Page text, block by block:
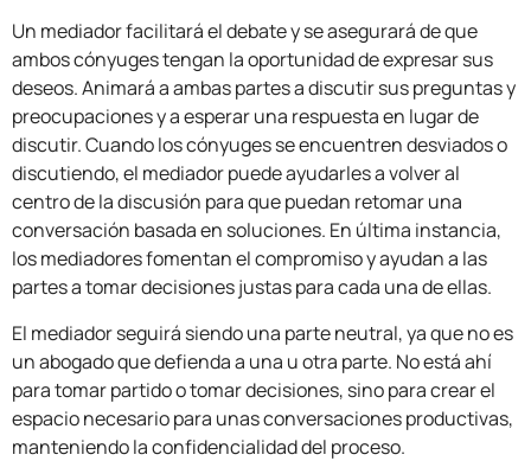
Un mediador facilitará el debate y se asegurará de que
ambos cónyuges tengan la oportunidad de expresar sus
deseos. Animará a ambas partes a discutir sus preguntas y
preocupaciones y a esperar una respuesta en lugar de
discutir. Cuando los cónyuges se encuentren desviados o
discutiendo, el mediador puede ayudarles a volver al
centro de la discusión para que puedan retomar una
conversación basada en soluciones. En última instancia,
los mediadores fomentan el compromiso y ayudan a las
partes a tomar decisiones justas para cada una de ellas.
El mediador seguirá siendo una parte neutral, ya que no es
un abogado que defienda a una u otra parte. No está ahí
para tomar partido o tomar decisiones, sino para crear el
espacio necesario para unas conversaciones productivas,
manteniendo la confidencialidad del proceso.